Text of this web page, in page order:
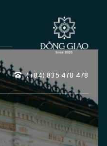
(+84) 835 478 478